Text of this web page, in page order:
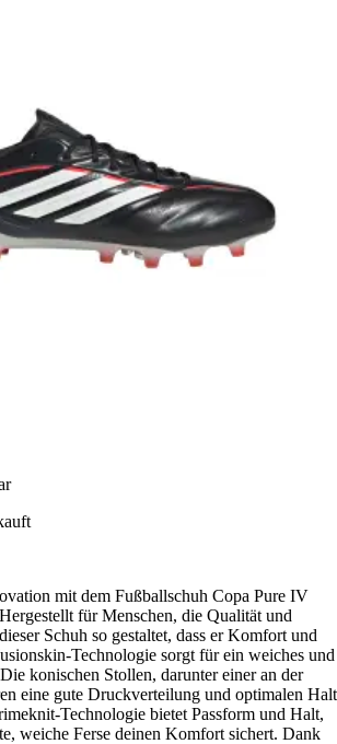
mit dem Fußballschuh Copa Pure IV
für Menschen, die Qualität und
Schuh so gestaltet, dass er Komfort und
Technologie sorgt für ein weiches und
konischen Stollen, darunter einer an der
eine gute Druckverteilung und optimalen Halt
Technologie bietet Passform und Halt,
weiche Ferse deinen Komfort sichert. Dank